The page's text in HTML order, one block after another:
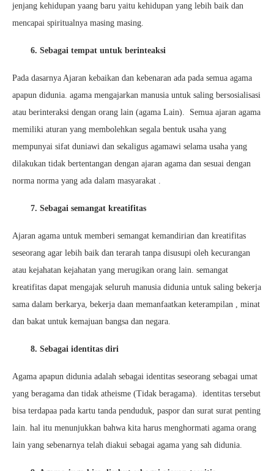
jenjang kehidupan yaang baru yaitu kehidupan yang lebih baik dan
mencapai spiritualnya masing masing.
6. Sebagai tempat untuk berinteaksi
Pada dasarnya Ajaran kebaikan dan kebenaran ada pada semua agama
apapun didunia. agama mengajarkan manusia untuk saling bersosialisasi
atau berinteraksi dengan orang lain (agama Lain). Semua ajaran agama
memiliki aturan yang membolehkan segala bentuk usaha yang
mempunyai sifat duniawi dan sekaligus agamawi selama usaha yang
dilakukan tidak bertentangan dengan ajaran agama dan sesuai dengan
norma norma yang ada dalam masyarakat .
7. Sebagai semangat kreatifitas
Ajaran agama untuk memberi semangat kemandirian dan kreatifitas
seseorang agar lebih baik dan terarah tanpa disusupi oleh kecurangan
atau kejahatan kejahatan yang merugikan orang lain. semangat
kreatifitas dapat mengajak seluruh manusia didunia untuk saling bekerja
sama dalam berkarya, bekerja daan memanfaatkan keterampilan , minat
dan bakat untuk kemajuan bangsa dan negara.
8. Sebagai identitas diri
Agama apapun didunia adalah sebagai identitas seseorang sebagai umat
yang beragama dan tidak atheisme (Tidak beragama). identitas tersebut
bisa terdapaa pada kartu tanda penduduk, paspor dan surat surat penting
lain. hal itu menunjukkan bahwa kita harus menghormati agama orang
lain yang sebenarnya telah diakui sebagai agama yang sah didunia.